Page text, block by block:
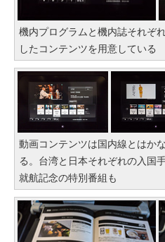
機内プログラムと機内誌それぞ
したコンテンツを用意している
動画コンテンツは国内線とはか
る。台湾と日本それぞれの入国
就航記念の特別番組も